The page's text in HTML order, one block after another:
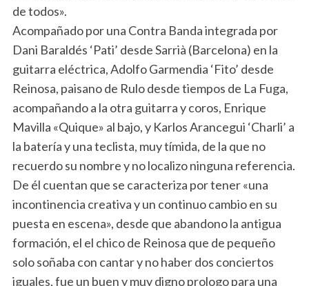
de todos».
Acompañado por una Contra Banda integrada por
Dani Baraldés ‘Pati’ desde Sarrià (Barcelona) en la
guitarra eléctrica, Adolfo Garmendia ‘Fito’ desde
Reinosa, paisano de Rulo desde tiempos de La Fuga,
acompañando a la otra guitarra y coros, Enrique
Mavilla «Quique» al bajo, y Karlos Arancegui ‘Charli’ a
la batería y una teclista, muy tímida, de la que no
recuerdo su nombre y no localizo ninguna referencia.
De él cuentan que se caracteriza por tener «una
incontinencia creativa y un continuo cambio en su
puesta en escena», desde que abandono la antigua
formación, el el chico de Reinosa que de pequeño
solo soñaba con cantar y no haber dos conciertos
iguales, fue un buen y muy digno prologo para una